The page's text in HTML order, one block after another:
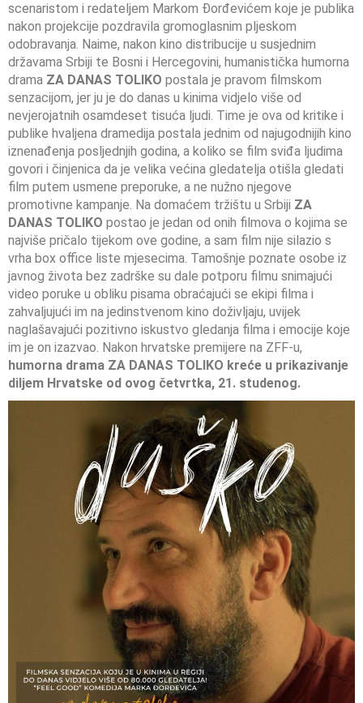
scenaristom i redateljem Markom Đorđevićem koje je publika
nakon projekcije pozdravila gromoglasnim pljeskom
odobravanja. Naime, nakon kino distribucije u susjednim
državama Srbiji te Bosni i Hercegovini, humanistička humorna
drama ZA DANAS TOLIKO postala je pravom filmskom
senzacijom, jer ju je do danas u kinima vidjelo više od
nevjerojatnih osamdeset tisuća ljudi. Time je ova od kritike i
publike hvaljena dramedija postala jednim od najugodnijih kino
iznenađenja posljednjih godina, a koliko se film sviđa ljudima
govori i činjenica da je velika većina gledatelja otišla gledati
film putem usmene preporuke, a ne nužno njegove
promotivne kampanje. Na domaćem tržištu u Srbiji ZA
DANAS TOLIKO postao je jedan od onih filmova o kojima se
najviše pričalo tijekom ove godine, a sam film nije silazio s
vrha box office liste mjesecima. Tamošnje poznate osobe iz
javnog života bez zadrške su dale potporu filmu snimajući
video poruke u obliku pisama obraćajući se ekipi filma i
zahvaljujući im na jedinstvenom kino doživljaju, uvijek
naglašavajući pozitivno iskustvo gledanja filma i emocije koje
im je on izazvao. Nakon hrvatske premijere na ZFF-u,
humorna drama ZA DANAS TOLIKO kreće u prikazivanje
diljem Hrvatske od ovog četvrtka, 21. studenog.